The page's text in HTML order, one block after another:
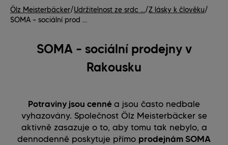
Ölz Meisterbäcker/Udržitelnost ze srdc .../Z lásky k člověku/
SOMA – sociální prod ...
SOMA – sociální prodejny v
Rakousku
Potraviny jsou cenné a jsou často nedbale
vyhazovány. Společnost Ölz Meisterbäcker se
aktivně zasazuje o to, aby tomu tak nebylo, a
dennodenně poskytuje přímo prodejnám SOMA